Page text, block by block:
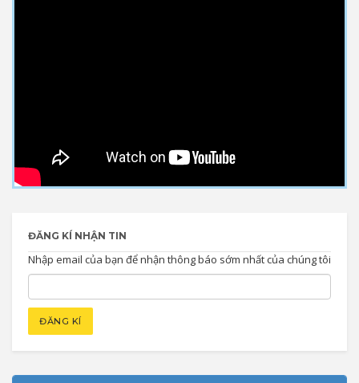
ĐĂNG KÍ NHẬN TIN
Nhập email của bạn để nhận thông báo sớm nhất của chúng tôi